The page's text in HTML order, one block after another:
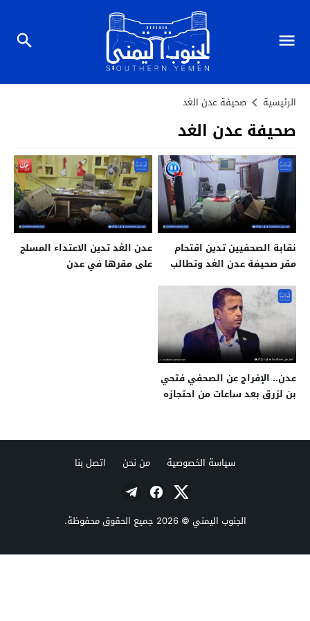
الرئيسية صحيفة عدن الغد
صحيفة عدن الغد
نقابة الصحفيين تدين اقتحام
مقر صحيفة عدن الغد وتطالب
عدن الغد تدين الاعتداء المسلح
على مقرها في عدن
عدن.. الإفراج عن الصحفي فتحي
بن لزرق بعد ساعات من احتجازه
سياسة الخصوصية من نحن اتصل بنا
الجنوب اليمني © 2026 جميع الحقوق محفوظة.